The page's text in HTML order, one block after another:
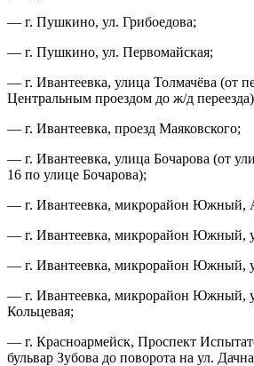
— г. Пушкино, ул. Грибоедова;
— г. Пушкино, ул. Первомайская;
— г. Ивантеевка, улица Толмачёва (от
Центральным проездом до ж/д
— г. Ивантеевка, проезд Маяковского;
— г. Ивантеевка, улица Бочарова (от
16 по улице Бочарова);
— г. Ивантеевка, микрорайон Южный,
— г. Ивантеевка, микрорайон Южный,
— г. Ивантеевка, микрорайон Южный,
— г. Ивантеевка, микрорайон Южный,
Кольцевая;
— г. Красноармейск, Проспект
бульвар Зубова до поворота на ул.